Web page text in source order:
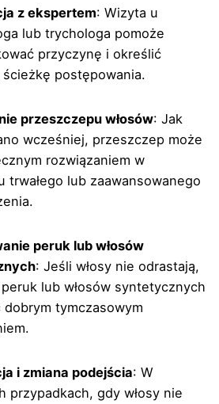
z ekspertem: Wizyta u
lub trychologa pomoże
przyczynę i określić
ścieżkę postępowania.
przeszczepu włosów: Jak
wcześniej, przeszczep może
rozwiązaniem w
trwałego lub zaawansowanego
peruk lub włosów
: Jeśli włosy nie odrastają,
lub włosów syntetycznych
dobrym tymczasowym
i zmiana podejścia: W
przypadkach, gdy włosy nie